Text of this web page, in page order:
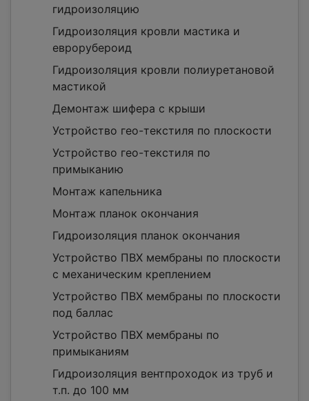
гидроизоляцию
Гидроизоляция кровли мастика и
еврорубероид
Гидроизоляция кровли полиуретановой
мастикой
Демонтаж шифера с крыши
Устройство гео-текстиля по плоскости
Устройство гео-текстиля по
примыканию
Монтаж капельника
Монтаж планок окончания
Гидроизоляция планок окончания
Устройство ПВХ мембраны по плоскости
с механическим креплением
Устройство ПВХ мембраны по плоскости
под баллас
Устройство ПВХ мембраны по
примыканиям
Гидроизоляция вентпроходок из труб и
т.п. до 100 мм